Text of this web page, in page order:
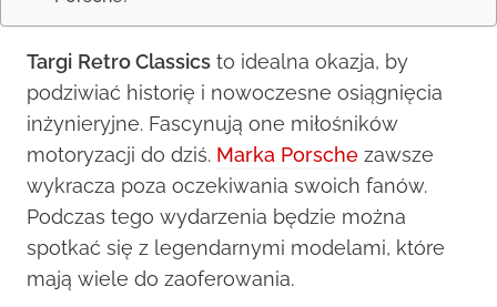
Targi Retro Classics to idealna okazja, by
podziwiać historię i nowoczesne osiągnięcia
inżynieryjne. Fascynują one miłośników
motoryzacji do dziś. Marka Porsche zawsze
wykracza poza oczekiwania swoich fanów.
Podczas tego wydarzenia będzie można
spotkać się z legendarnymi modelami, które
mają wiele do zaoferowania.